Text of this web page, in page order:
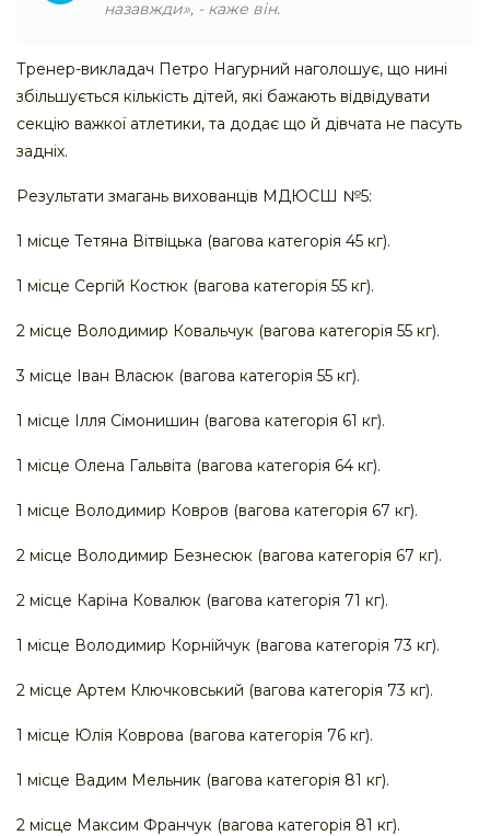
назавжди», - каже він.
Тренер-викладач Петро Нагурний наголошує, що нині
збільшується кількість дітей, які бажають відвідувати
секцію важкої атлетики, та додає що й дівчата не пасуть
задніх.
Результати змагань вихованців МДЮСШ №5:
1 місце Тетяна Вітвіцька (вагова категорія 45 кг).
1 місце Сергій Костюк (вагова категорія 55 кг).
2 місце Володимир Ковальчук (вагова категорія 55 кг).
3 місце Іван Власюк (вагова категорія 55 кг).
1 місце Ілля Сімонишин (вагова категорія 61 кг).
1 місце Олена Гальвіта (вагова категорія 64 кг).
1 місце Володимир Ковров (вагова категорія 67 кг).
2 місце Володимир Безнесюк (вагова категорія 67 кг).
2 місце Каріна Ковалюк (вагова категорія 71 кг).
1 місце Володимир Корнійчук (вагова категорія 73 кг).
2 місце Артем Ключковський (вагова категорія 73 кг).
1 місце Юлія Коврова (вагова категорія 76 кг).
1 місце Вадим Мельник (вагова категорія 81 кг).
2 місце Максим Франчук (вагова категорія 81 кг).